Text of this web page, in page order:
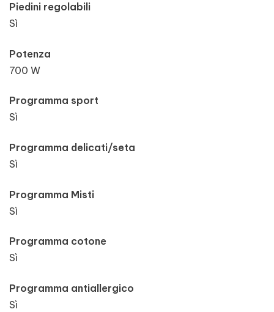
Piedini regolabili
Sì
Potenza
700 W
Programma sport
Sì
Programma delicati/seta
Sì
Programma Misti
Sì
Programma cotone
Sì
Programma antiallergico
Sì